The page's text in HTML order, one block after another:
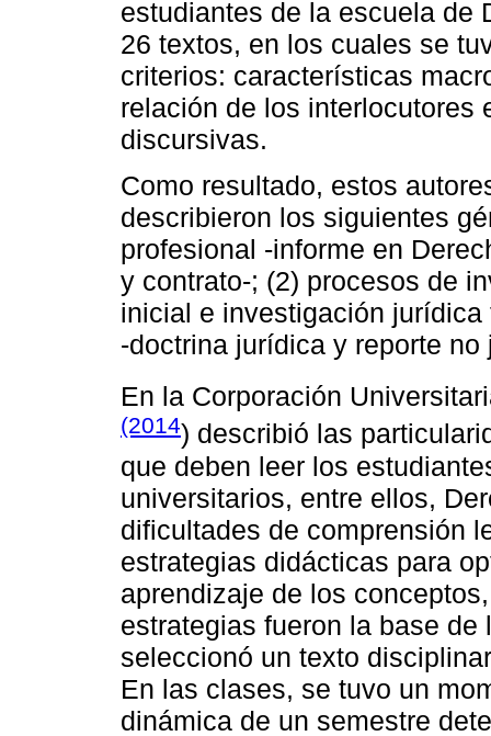
estudiantes de la escuela de
26 textos, en los cuales se
criterios: características
relación de los interlocutores
discursivas.
Como resultado, estos
describieron los siguientes
profesional -informe en
y contrato-; (2) procesos de
inicial e investigación
-doctrina jurídica y reporte no
En la Corporación
(2014) describió las
que deben leer los
universitarios, entre ellos,
dificultades de comprensión
estrategias didácticas para
aprendizaje de los
estrategias fueron la base
seleccionó un texto
En las clases, se tuvo un
dinámica de un semestre